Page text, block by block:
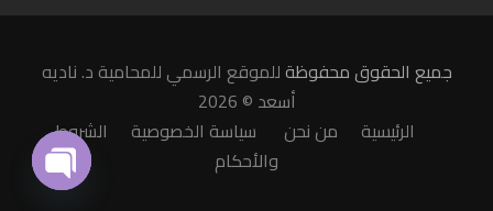
جميع الحقوق محفوظةللموقع الرسمي للمحامية د. ناديه
أسعد © 2026
الرئيسية
من نحن سياسة الخصوصية
الشروط
والأحكام